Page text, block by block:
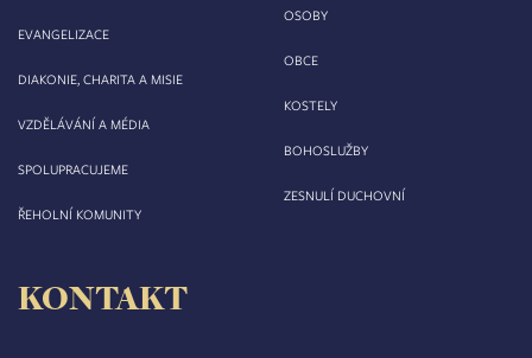
EVANGELIZACE
DIAKONIE, CHARITA A MISIE
VZDĚLÁVÁNÍ A MÉDIA
SPOLUPRACUJEME
ŘEHOLNÍ KOMUNITY
OSOBY
OBCE
KOSTELY
BOHOSLUŽBY
ZESNULÍ DUCHOVNÍ
KONTAKT